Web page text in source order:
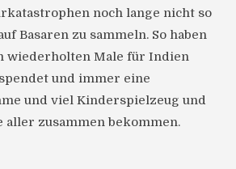
noch lange nicht so
Basaren zu sammeln. So haben
wiederholten Male für Indien
und immer eine
und viel Kinderspielzeug und
zusammen bekommen.